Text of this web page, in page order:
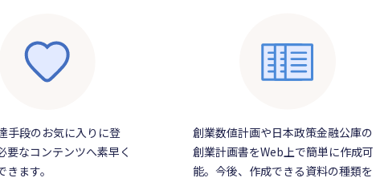
手段のお気に入りに登
要なコンテンツへ素早く
きます。
創業数値計画や日本政策金融公庫の
創業計画書をWeb上で簡単に作成可
能。今後、作成できる資料の種類を